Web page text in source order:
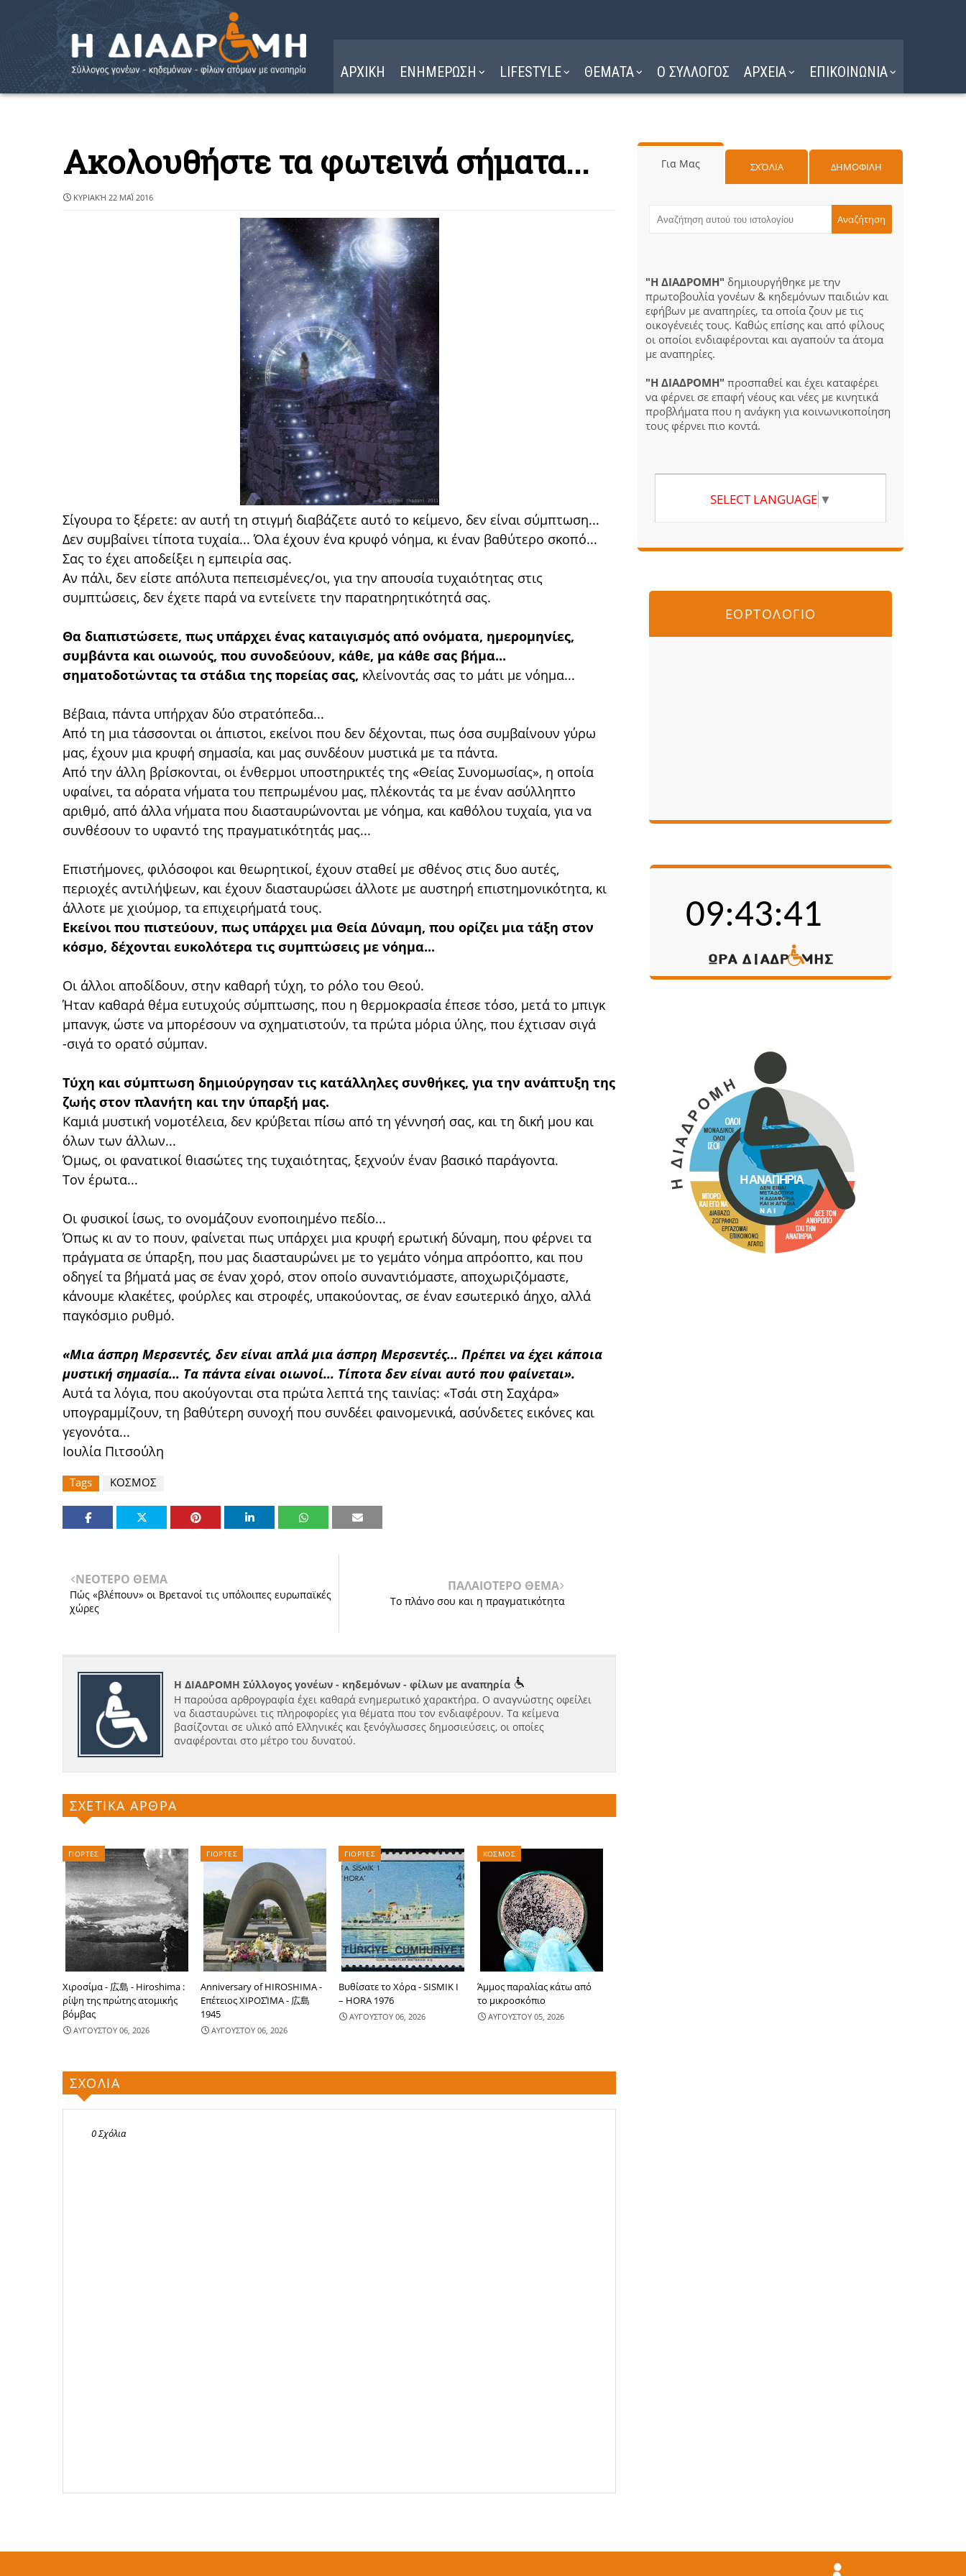
ΑΡΧΙΚΗ ΕΝΗΜΕΡΩΣΗ LIFESTYLE ΘΕΜΑΤΑ Ο ΣΥΛΛΟΓΟΣ ΑΡΧΕΙΑ ΕΠΙΚΟΙΝΩΝΙΑ
Ακολουθήστε τα φωτεινά σήματα...
ΚΥΡΙΑΚΉ 22 ΜΑΪ́ 2016
Σίγουρα το ξέρετε: αν αυτή τη στιγμή διαβάζετε αυτό το κείμενο, δεν είναι σύμπτωση...
Δεν συμβαίνει τίποτα τυχαία... Όλα έχουν ένα κρυφό νόημα, κι έναν βαθύτερο σκοπό...
Σας το έχει αποδείξει η εμπειρία σας.
Αν πάλι, δεν είστε απόλυτα πεπεισμένες/οι, για την απουσία τυχαιότητας στις
συμπτώσεις, δεν έχετε παρά να εντείνετε την παρατηρητικότητά σας.
Θα διαπιστώσετε, πως υπάρχει ένας καταιγισμός από ονόματα, ημερομηνίες,
συμβάντα και οιωνούς, που συνοδεύουν, κάθε, μα κάθε σας βήμα...
σηματοδοτώντας τα στάδια της πορείας σας, κλείνοντάς σας το μάτι με νόημα...
Βέβαια, πάντα υπήρχαν δύο στρατόπεδα...
Από τη μια τάσσονται οι άπιστοι, εκείνοι που δεν δέχονται, πως όσα συμβαίνουν γύρω
μας, έχουν μια κρυφή σημασία, και μας συνδέουν μυστικά με τα πάντα.
Από την άλλη βρίσκονται, οι ένθερμοι υποστηρικτές της «Θείας Συνομωσίας», η οποία
υφαίνει, τα αόρατα νήματα του πεπρωμένου μας, πλέκοντάς τα με έναν ασύλληπτο
αριθμό, από άλλα νήματα που διασταυρώνονται με νόημα, και καθόλου τυχαία, για να
συνθέσουν το υφαντό της πραγματικότητάς μας...
Επιστήμονες, φιλόσοφοι και θεωρητικοί, έχουν σταθεί με σθένος στις δυο αυτές,
περιοχές αντιλήψεων, και έχουν διασταυρώσει άλλοτε με αυστηρή επιστημονικότητα, κι
άλλοτε με χιούμορ, τα επιχειρήματά τους.
Εκείνοι που πιστεύουν, πως υπάρχει μια Θεία Δύναμη, που ορίζει μια τάξη στον
κόσμο, δέχονται ευκολότερα τις συμπτώσεις με νόημα...
Οι άλλοι αποδίδουν, στην καθαρή τύχη, το ρόλο του Θεού.
Ήταν καθαρά θέμα ευτυχούς σύμπτωσης, που η θερμοκρασία έπεσε τόσο, μετά το μπιγκ
μπανγκ, ώστε να μπορέσουν να σχηματιστούν, τα πρώτα μόρια ύλης, που έχτισαν σιγά
-σιγά το ορατό σύμπαν.
Τύχη και σύμπτωση δημιούργησαν τις κατάλληλες συνθήκες, για την ανάπτυξη της
ζωής στον πλανήτη και την ύπαρξή μας.
Καμιά μυστική νομοτέλεια, δεν κρύβεται πίσω από τη γέννησή σας, και τη δική μου και
όλων των άλλων...
Όμως, οι φανατικοί θιασώτες της τυχαιότητας, ξεχνούν έναν βασικό παράγοντα.
Τον έρωτα...
Οι φυσικοί ίσως, το ονομάζουν ενοποιημένο πεδίο...
Όπως κι αν το πουν, φαίνεται πως υπάρχει μια κρυφή ερωτική δύναμη, που φέρνει τα
πράγματα σε ύπαρξη, που μας διασταυρώνει με το γεμάτο νόημα απρόοπτο, και που
οδηγεί τα βήματά μας σε έναν χορό, στον οποίο συναντιόμαστε, αποχωριζόμαστε,
κάνουμε κλακέτες, φούρλες και στροφές, υπακούοντας, σε έναν εσωτερικό άηχο, αλλά
παγκόσμιο ρυθμό.
«Μια άσπρη Μερσεντές, δεν είναι απλά μια άσπρη Μερσεντές... Πρέπει να έχει κάποια
μυστική σημασία... Τα πάντα είναι οιωνοί... Τίποτα δεν είναι αυτό που φαίνεται».
Αυτά τα λόγια, που ακούγονται στα πρώτα λεπτά της ταινίας: «Τσάι στη Σαχάρα»
υπογραμμίζουν, τη βαθύτερη συνοχή που συνδέει φαινομενικά, ασύνδετες εικόνες και
γεγονότα...
Ιουλία Πιτσούλη
Tags ΚΟΣΜΟΣ
ΝΕΟΤΕΡΟ ΘΕΜΑ
Πώς «βλέπουν» οι Βρετανοί τις υπόλοιπες ευρωπαϊκές
χώρες
ΠΑΛΑΙΟΤΕΡΟ ΘΕΜΑ
Το πλάνο σου και η πραγματικότητα
Η ΔΙΑΔΡΟΜΗ Σύλλογος γονέων - κηδεμόνων - φίλων με αναπηρία
Η παρούσα αρθρογραφία έχει καθαρά ενημερωτικό χαρακτήρα. Ο αναγνώστης οφείλει
να διασταυρώνει τις πληροφορίες για θέματα που τον ενδιαφέρουν. Τα κείμενα
βασίζονται σε υλικό από Ελληνικές και ξενόγλωσσες δημοσιεύσεις, οι οποίες
αναφέρονται στο μέτρο του δυνατού.
ΣΧΕΤΙΚΑ ΑΡΘΡΑ
ΓΙΟΡΤΕΣ
Χιροσίμα - 広島 - Hiroshima :
ρίψη της πρώτης ατομικής
βόμβας
ΑΥΓΟΥΣΤΟΥ 06, 2026
ΓΙΟΡΤΕΣ
Anniversary of HIROSHIMA -
Επέτειος ΧΙΡΟΣΊΜΑ - 広島
1945
ΑΥΓΟΥΣΤΟΥ 06, 2026
ΓΙΟΡΤΕΣ
Βυθίσατε το Χόρα - SISMIK I
– HORA 1976
ΑΥΓΟΥΣΤΟΥ 06, 2026
ΚΟΣΜΟΣ
Άμμος παραλίας κάτω από
το μικροσκόπιο
ΑΥΓΟΥΣΤΟΥ 05, 2026
ΣΧΟΛΙΑ
0 Σχόλια
Για Μας ΣΧΌΛΙΑ ΔΗΜΟΦΙΛΗ
"Η ΔΙΑΔΡΟΜΗ" δημιουργήθηκε με την
πρωτοβουλία γονέων & κηδεμόνων παιδιών και
εφήβων με αναπηρίες, τα οποία ζουν με τις
οικογένειές τους. Καθώς επίσης και από φίλους
οι οποίοι ενδιαφέρονται και αγαπούν τα άτομα
με αναπηρίες.
"Η ΔΙΑΔΡΟΜΗ" προσπαθεί και έχει καταφέρει
να φέρνει σε επαφή νέους και νέες με κινητικά
προβλήματα που η ανάγκη για κοινωνικοποίηση
τους φέρνει πιο κοντά.
SELECT LANGUAGE ▼
ΕΟΡΤΟΛΟΓΙΟ